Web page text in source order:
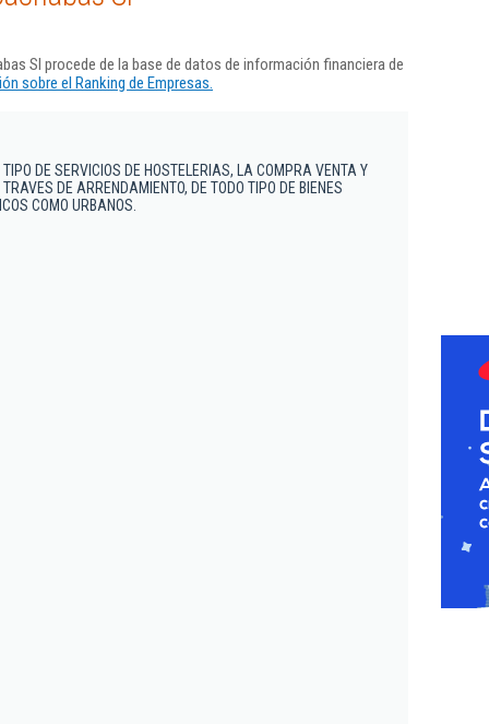
Sl procede de la base de datos de información financiera de
sobre el Ranking de Empresas.
DE SERVICIOS DE HOSTELERIAS, LA COMPRA VENTA Y
DE ARRENDAMIENTO, DE TODO TIPO DE BIENES
COMO URBANOS.